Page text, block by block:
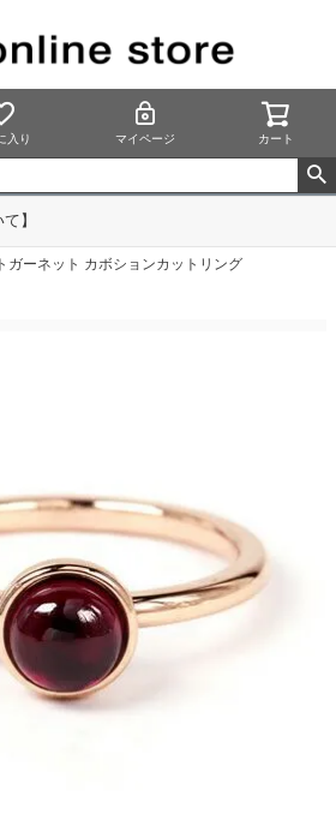
入り マイページ カート
】
ガーネット カボションカットリング